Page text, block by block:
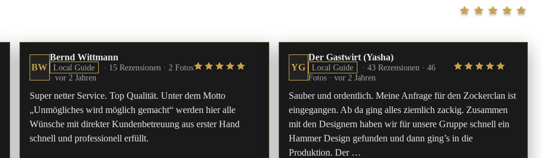
BW
Bernd Wittmann
Local Guide
· 15 Rezensionen · 2 Fotos
· vor 2 Jahren
Super netter Service. Top Qualität. Unter dem Motto
„Unmögliches wird möglich gemacht“ werden hier alle
Wünsche mit direkter Kundenbetreuung aus erster Hand
schnell und professionell erfüllt.
YG
Der Gastwirt (Yasha)
Local Guide
· 43 Rezensionen · 46
Fotos · vor 2 Jahren
Sauber und ordentlich. Meine Anfrage für den Zockerclan ist
eingegangen. Ab da ging alles ziemlich zackig. Zusammen
mit den Designern haben wir für unsere Gruppe schnell ein
Hammer Design gefunden und dann ging’s in die
Produktion. Der …